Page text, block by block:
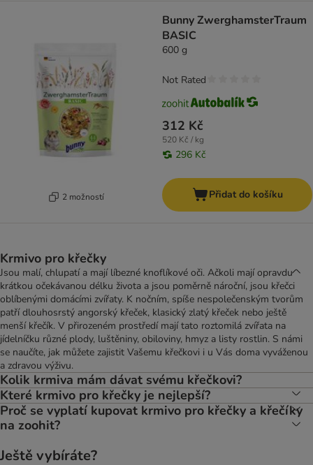
2 možností
Bunny ZwerghamsterTraum
BASIC
600 g
312 Kč
520 Kč / kg
296 Kč
Not Rated
Přidat do košíku
Krmivo pro křečky
Jsou malí, chlupatí a mají líbezné knoflíkové oči. Ačkoli mají opravdu
krátkou očekávanou délku života a jsou poměrně nároční, jsou křečci
oblíbenými domácími zvířaty. K nočním, spíše nespolečenským tvorům
patří dlouhosrstý angorský křeček, klasický zlatý křeček nebo ještě
menší křečík. V přirozeném prostředí mají tato roztomilá zvířata na
jídelníčku různé plody, luštěniny, obiloviny, hmyz a listy rostlin. S námi
se naučíte, jak můžete zajistit Vašemu křečkovi i u Vás doma vyváženou
a zdravou výživu.
Kolik krmiva mám dávat svému křečkovi?
Které krmivo pro křečky je nejlepší?
Proč se vyplatí kupovat krmivo pro křečky a křečíky
na zoohit?
Ještě vybíráte?